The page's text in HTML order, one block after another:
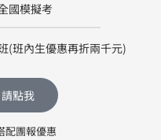
國模擬考
(班內生優惠再折兩千元)
請點我
配團報優惠